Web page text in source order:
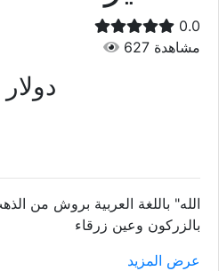
0.0
627 مشاهدة
دولار
بالزركون وعين زرقاء
عرض المزيد